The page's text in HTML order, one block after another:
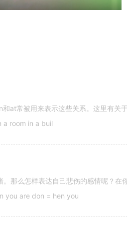
at常被用来表示这些关系。这里有关
a room in a buil
那么怎样表达自己悲伤的感情呢？在
you are don = hen you